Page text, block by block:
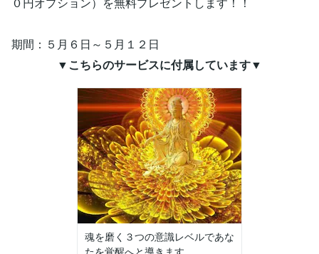
期間：５月６日～５月１２日
▼こちらのサービスに付属しています▼
魂を磨く３つの意識レベルであな
たを覚醒へと導きます